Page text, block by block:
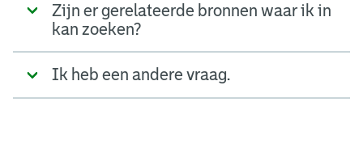
Zijn er gerelateerde bronnen waar ik in
kan zoeken?
Ik heb een andere vraag.